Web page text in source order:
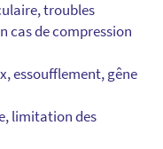
troubles
cas de compression
essoufflement, gêne
limitation des